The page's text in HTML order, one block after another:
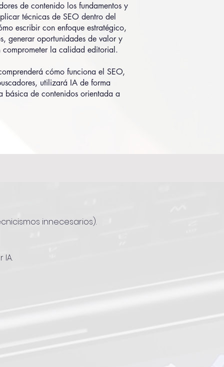
de contenido los fundamentos y
técnicas de SEO dentro del
escribir con enfoque estratégico,
generar oportunidades de valor y
la calidad editorial.
cómo funciona el SEO,
utilizará IA de forma
básica de contenidos orientada a
innecesarios).